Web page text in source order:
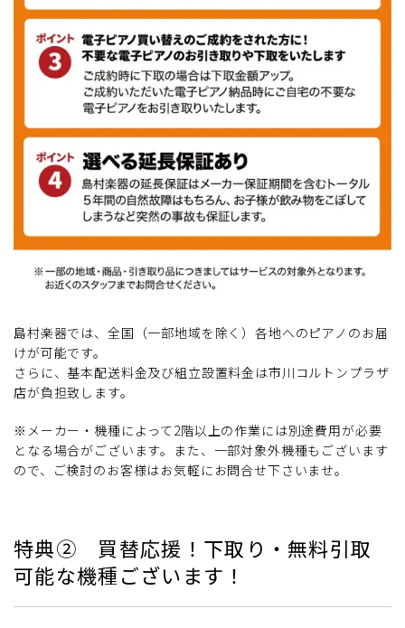
島村楽器では、全国（一部地域を除く）各地へのピアノのお届
けが可能です。
さらに、基本配送料金及び組立設置料金は市川コルトンプラザ
店が負担致します。
※メーカー・機種によって2階以上の作業には別途費用が必要
となる場合がございます。また、一部対象外機種もございます
ので、ご検討のお客様はお気軽にお問合せ下さいませ。
特典② 買替応援！下取り・無料引取
可能な機種ございます！